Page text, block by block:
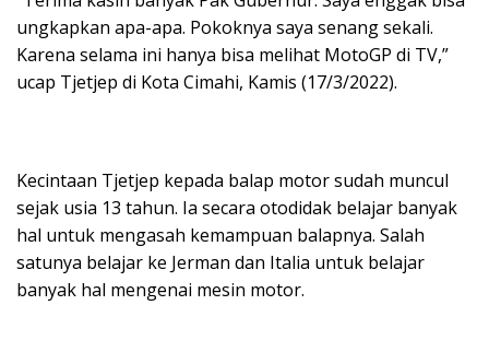
ungkapkan apa-apa. Pokoknya saya senang sekali.
Karena selama ini hanya bisa melihat MotoGP di TV,”
ucap Tjetjep di Kota Cimahi, Kamis (17/3/2022).
Kecintaan Tjetjep kepada balap motor sudah muncul
sejak usia 13 tahun. Ia secara otodidak belajar banyak
hal untuk mengasah kemampuan balapnya. Salah
satunya belajar ke Jerman dan Italia untuk belajar
banyak hal mengenai mesin motor.